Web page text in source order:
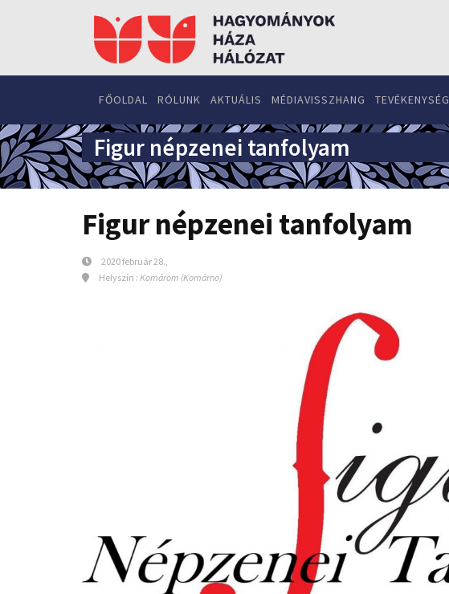
FŐOLDAL RÓLUNK AKTUÁLIS MÉDIAVISSZHANG TEVÉKENYSÉG
Figur népzenei tanfolyam
Figur népzenei tanfolyam
2020 február 28.,
Helyszín : Komárom (Komárno)